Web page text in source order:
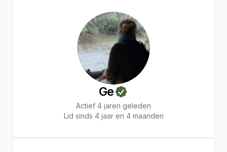
Ge
Actief 4 jaren geleden
Lid sinds 4 jaar en 4 maanden